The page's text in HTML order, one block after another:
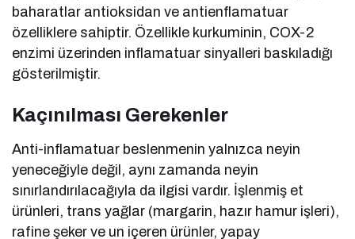
baharatlar antioksidan ve antienflamatuar
özelliklere sahiptir. Özellikle kurkuminin, COX-2
enzimi üzerinden inflamatuar sinyalleri baskıladığı
gösterilmiştir.
Kaçınılması Gerekenler
Anti-inflamatuar beslenmenin yalnızca neyin
yeneceğiyle değil, aynı zamanda neyin
sınırlandırılacağıyla da ilgisi vardır. İşlenmiş et
ürünleri, trans yağlar (margarin, hazır hamur işleri),
rafine şeker ve un içeren ürünler, yapay